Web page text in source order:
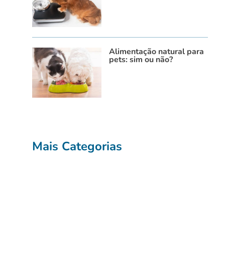
Alimentação natural para
pets: sim ou não?
Mais Categorias